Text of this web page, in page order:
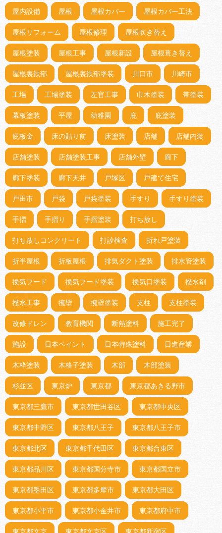
屋内設備 屋根 屋根カバー 屋根カバー工法
屋根リフォーム 屋根修理 屋根吹き替え
屋根塗装 屋根工事 屋根新設 屋根葺き替え
屋根裏鉄部 屋根裏鉄部塗装 川口市 川崎市
工場 工場塗装 左官工事 巾木塗装 帯塗装
幕板塗装 平屋 幼稚園 庇 庇塗装
庇板金 床の貼り前 床塗装 店舗 店舗内装
店舗塗装 店舗塗装工事 店舗外壁 廊下
廊下塗装 廊下天井 戸塚区 戸建て住宅
戸田市 戸袋 戸袋塗装 手すり 手すり塗装
手摺 手摺り 手摺塗装 打ち放し
打ち放しコンクリート 打診検査 折れ戸塗装
折半屋根 折板屋根 排気ダクト塗装 排水管塗装
換気フード 換気フード塗装 換気口塗装 撥水剤
撥水工事 擁壁 擁壁塗装 支柱 支柱塗装
改修ドレン 教育機関 断熱塗料 施工完了
施設 日本ペイント 日本特殊塗料 日進産業
木枠塗装 木格子塗装 木部 木部塗装
杉並区 東京炉 東京都 東京都あきる野市
東京都三鷹市 東京都世田谷区 東京都中央区
東京都中野区 東京都八王子 東京都八王子市
東京都北区 東京都千代田区 東京都台東区
東京都品川区 東京都国分寺市 東京都国立市
東京都墨田区 東京都多摩市 東京都大田区
東京都小平市 東京都小金井市 東京都府中市